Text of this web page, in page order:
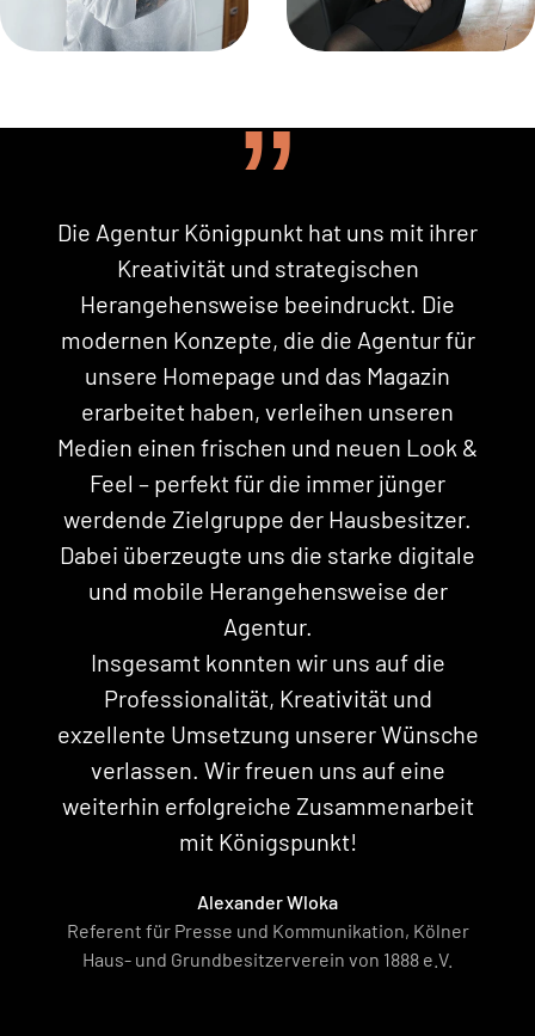
Die Agentur Königpunkt hat uns mit ihrer
Kreativität und strategischen
Herangehensweise beeindruckt. Die
modernen Konzepte, die die Agentur für
unsere Homepage und das Magazin
erarbeitet haben, verleihen unseren
Medien einen frischen und neuen Look &
Feel – perfekt für die immer jünger
werdende Zielgruppe der Hausbesitzer.
Dabei überzeugte uns die starke digitale
und mobile Herangehensweise der
Agentur.
Insgesamt konnten wir uns auf die
Professionalität, Kreativität und
exzellente Umsetzung unserer Wünsche
verlassen. Wir freuen uns auf eine
weiterhin erfolgreiche Zusammenarbeit
mit Königspunkt!
Alexander Wloka
Referent für Presse und Kommunikation, Kölner
Haus- und Grundbesitzerverein von 1888 e.V.